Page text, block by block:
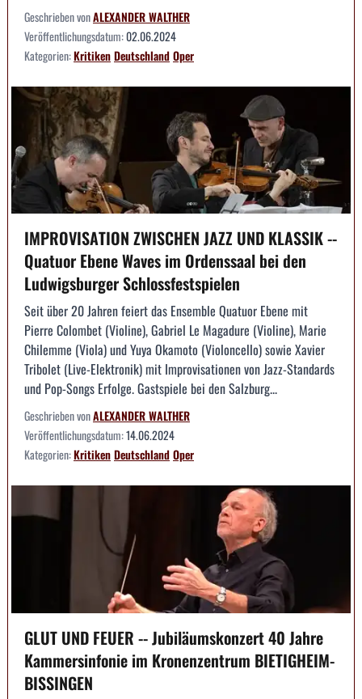
Geschrieben vonALEXANDER WALTHER
Veröffentlichungsdatum:02.06.2024
Kategorien:KritikenDeutschlandOper
IMPROVISATION ZWISCHEN JAZZ UND KLASSIK --
Quatuor Ebene Waves im Ordenssaal bei den
Ludwigsburger Schlossfestspielen
Seit über 20 Jahren feiert das Ensemble Quatuor Ebene mit
Pierre Colombet (Violine), Gabriel Le Magadure (Violine), Marie
Chilemme (Viola) und Yuya Okamoto (Violoncello) sowie Xavier
Tribolet (Live-Elektronik) mit Improvisationen von Jazz-Standards
und Pop-Songs Erfolge. Gastspiele bei den Salzburg...
Geschrieben vonALEXANDER WALTHER
Veröffentlichungsdatum:14.06.2024
Kategorien:KritikenDeutschlandOper
GLUT UND FEUER -- Jubiläumskonzert 40 Jahre
Kammersinfonie im Kronenzentrum BIETIGHEIM-
BISSINGEN